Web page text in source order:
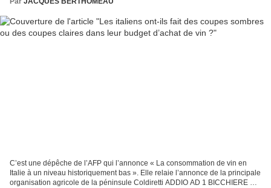
C’est une dépêche de l’AFP qui l’annonce « La consommation de vin en
Italie à un niveau historiquement bas ». Elle relaie l’annonce de la principale
organisation agricole de la péninsule Coldiretti ADDIO AD 1 BICCHIERE SU